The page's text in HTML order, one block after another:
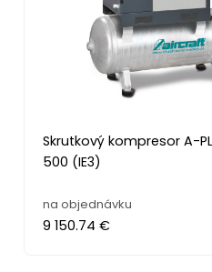
Skrutkový kompresor A-
500 (IE3)
na objednávku
9 150.74 €